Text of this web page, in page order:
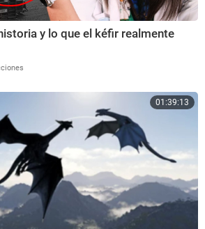
y lo que el kéfir realmente
01:39:13